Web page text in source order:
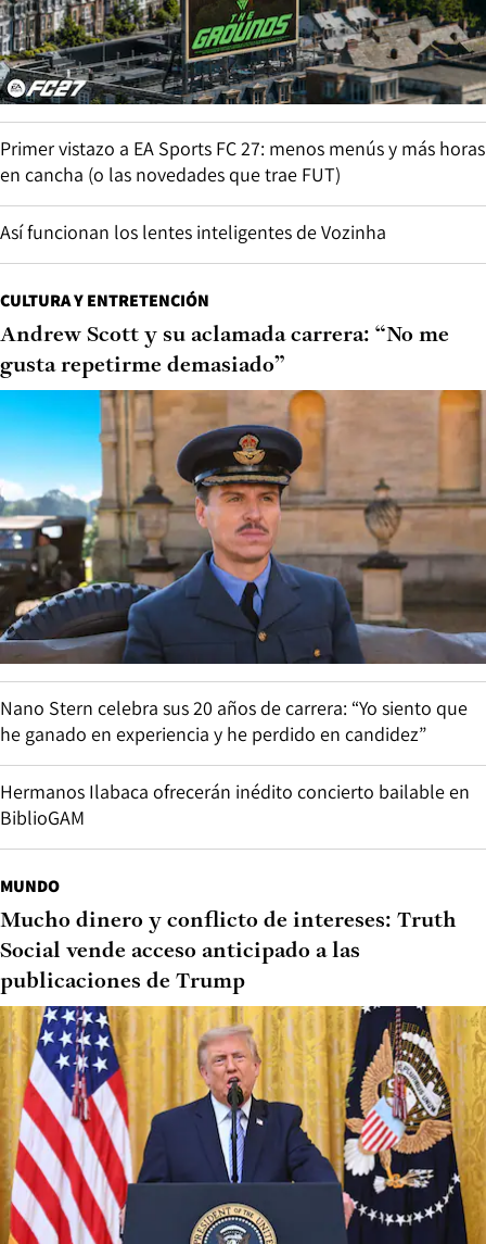
Primer vistazo a EA Sports FC 27: menos menús y más horas
en cancha (o las novedades que trae FUT)
Así funcionan los lentes inteligentes de Vozinha
CULTURA Y ENTRETENCIÓN
Andrew Scott y su aclamada carrera: “No me
gusta repetirme demasiado”
Nano Stern celebra sus 20 años de carrera: “Yo siento que
he ganado en experiencia y he perdido en candidez”
Hermanos Ilabaca ofrecerán inédito concierto bailable en
BiblioGAM
MUNDO
Mucho dinero y conflicto de intereses: Truth
Social vende acceso anticipado a las
publicaciones de Trump